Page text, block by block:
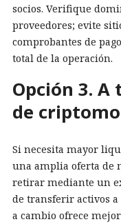
socios. Verifique
proveedores; evite
comprobantes de
total de la operación.
Opción 3. A
de
Si necesita mayor
una amplia oferta de
retirar mediante un
de transferir activos
a cambio ofrece